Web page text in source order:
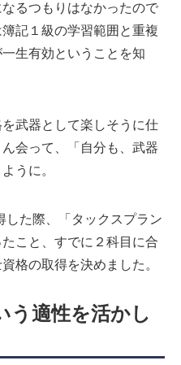
るつもりはなかったので
記１級の学習範囲と重複
生有効ということを知
武器として楽しそうに仕
会って、「自分も、武器
うに。
した際、「タックスプラン
こと、すでに２科目に合
格の取得を決めました。
う適性を活かし